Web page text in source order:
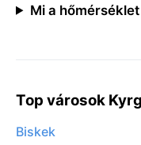
Mi a
Top városok
Biskek